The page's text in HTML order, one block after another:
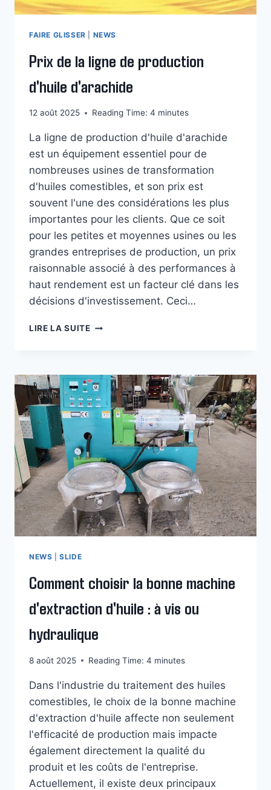
FAIRE GLISSER NEWS
Prix de la ligne de production
d'huile d'arachide
12 août 2025 Reading Time: 4 minutes
La ligne de production d'huile d'arachide
est un équipement essentiel pour de
nombreuses usines de transformation
d'huiles comestibles, et son prix est
souvent l'une des considérations les plus
importantes pour les clients. Que ce soit
pour les petites et moyennes usines ou les
grandes entreprises de production, un prix
raisonnable associé à des performances à
haut rendement est un facteur clé dans les
décisions d'investissement. Ceci…
LIRE LA SUITEPRIX
DE
PRODUCTION
D'HUILE
D'ARACHIDE
NEWS |SLIDE
Comment choisir la bonne machine
d'extraction d'huile : à vis ou
hydraulique
8 août 2025 Reading Time: 4 minutes
Dans l'industrie du traitement des huiles
comestibles, le choix de la bonne machine
d'extraction d'huile affecte non seulement
l'efficacité de production mais impacte
également directement la qualité du
produit et les coûts de l'entreprise.
Actuellement, il existe deux principaux